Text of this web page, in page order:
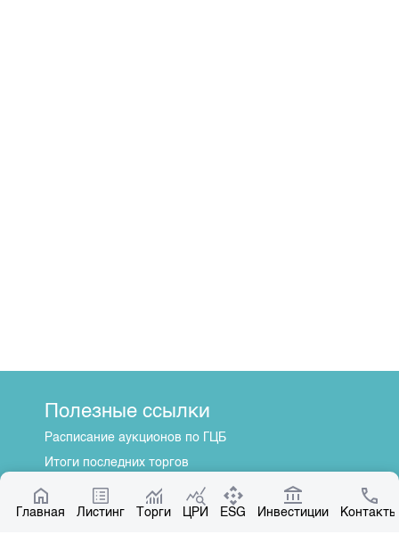
Главная Листинг Торги ЦРИ ESG Инвестиции Контакты
Полезные ссылки
Расписание аукционов по ГЦБ
Итоги последних торгов
Котировки по ЦБ
Центр раскрытия информации